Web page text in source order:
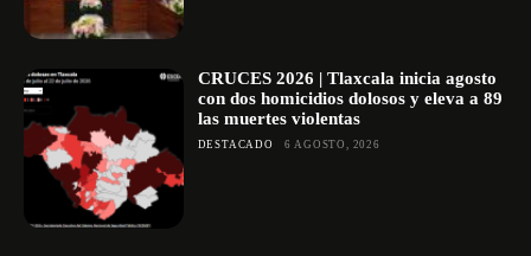
CRUCES 2026 | Tlaxcala inicia agosto
con dos homicidios dolosos y eleva a 89
las muertes violentas
DESTACADO 6 AGOSTO, 2026